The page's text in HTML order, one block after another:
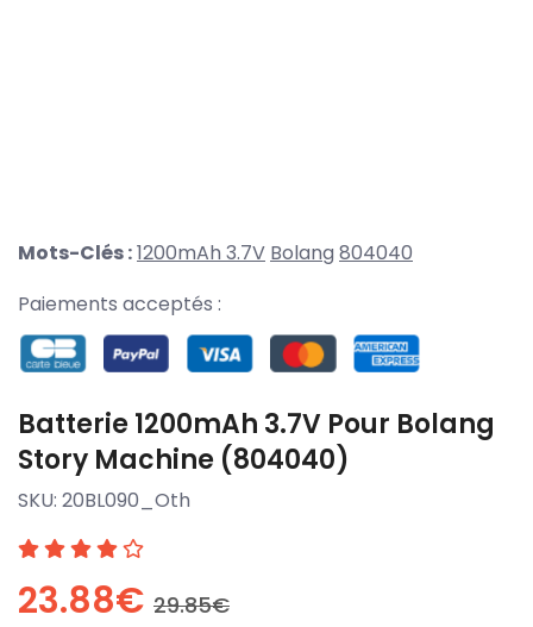
Mots-Clés :1200mAh 3.7V Bolang 804040
Paiements acceptés :
Batterie 1200mAh 3.7V Pour Bolang
Story Machine (804040)
SKU: 20BL090_Oth
23.88€ 29.85€